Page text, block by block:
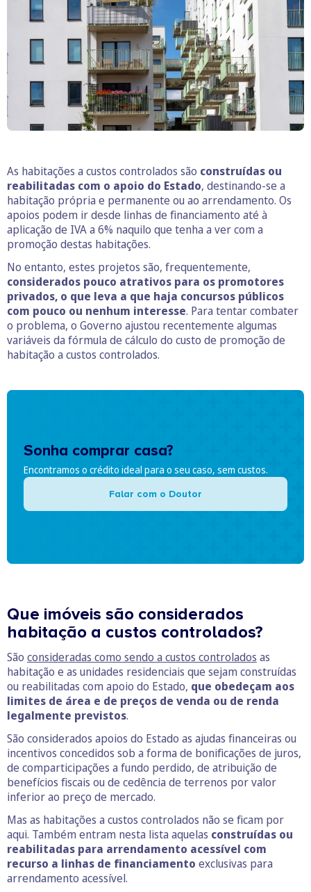
As habitações a custos controlados são construídas ou
reabilitadas com o apoio do Estado, destinando-se a
habitação própria e permanente ou ao arrendamento. Os
apoios podem ir desde linhas de financiamento até à
aplicação de IVA a 6% naquilo que tenha a ver com a
promoção destas habitações.
No entanto, estes projetos são, frequentemente,
considerados pouco atrativos para os promotores
privados, o que leva a que haja concursos públicos
com pouco ou nenhum interesse. Para tentar combater
o problema, o Governo ajustou recentemente algumas
variáveis da fórmula de cálculo do custo de promoção de
habitação a custos controlados.
Sonha comprar casa?
Encontramos o crédito ideal para o seu caso, sem custos.
Falar com o Doutor
Que imóveis são considerados
habitação a custos controlados?
São consideradas como sendo a custos controlados as
habitação e as unidades residenciais que sejam construídas
ou reabilitadas com apoio do Estado, que obedeçam aos
limites de área e de preços de venda ou de renda
legalmente previstos.
São considerados apoios do Estado as ajudas financeiras ou
incentivos concedidos sob a forma de bonificações de juros,
de comparticipações a fundo perdido, de atribuição de
benefícios fiscais ou de cedência de terrenos por valor
inferior ao preço de mercado.
Mas as habitações a custos controlados não se ficam por
aqui. Também entram nesta lista aquelas construídas ou
reabilitadas para arrendamento acessível com
recurso a linhas de financiamento exclusivas para
arrendamento acessível.